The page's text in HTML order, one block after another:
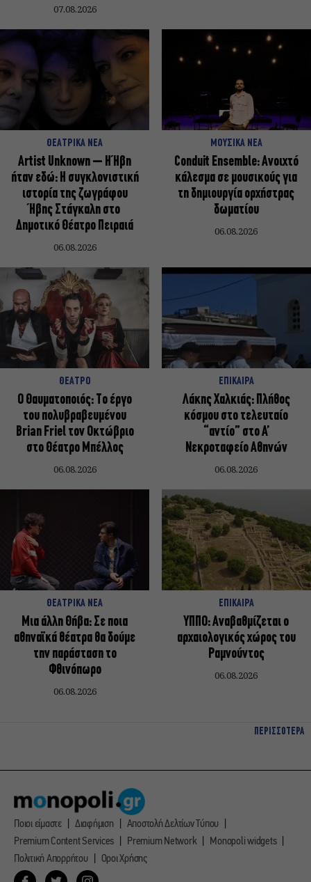
07.08.2026
ΘΕΑΤΡΙΚΑ ΝΕΑ
Artist Unknown – Η Ήβη
ήταν εδώ: Η συγκλονιστική
ιστορία της ζωγράφου
Ήβης Στάγκαλη στο
Δημοτικό Θέατρο Πειραιά
06.08.2026
ΜΟΥΣΙΚΑ ΝΕΑ
Conduit Ensemble: Ανοιχτό
κάλεσμα σε μουσικούς για
τη δημιουργία ορχήστρας
δωματίου
06.08.2026
ΘΕΑΤΡΟ
Ο Θαυματοποιός: Το έργο
του πολυβραβευμένου
Brian Friel τον Οκτώβριο
στο Θέατρο Μπέλλος
06.08.2026
ΕΠΙΚΑΙΡΑ
Λάκης Χαλκιάς: Πλήθος
κόσμου στο τελευταίο
“αντίο” στο Α’
Νεκροταφείο Αθηνών
06.08.2026
ΘΕΑΤΡΙΚΑ ΝΕΑ
Μια άλλη Θήβα: Σε ποια
αθηναϊκά θέατρα θα δούμε
την παράσταση το
Φθινόπωρο
06.08.2026
ΕΠΙΚΑΙΡΑ
ΥΠΠΟ: Αναβαθμίζεται ο
αρχαιολογικός χώρος του
Ραμνούντος
06.08.2026
ΠΕΡΙΣΣΟΤΕΡΑ
Ποιοι είμαστε Διαφήμιση
Αποστολή Δελτίων Τύπου
Premium Content Services
Premium Network
Monopoli widgets
Πολιτική Απορρήτου
Οροι Χρήσης